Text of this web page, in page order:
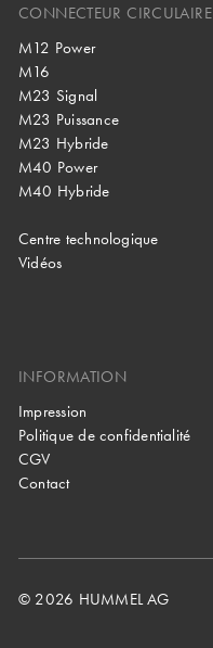
CONNECTEUR CIRCULAIRE
M12 Power
M16
M23 Signal
M23 Puissance
M23 Hybride
M40 Power
M40 Hybride
Centre technologique
Vidéos
INFORMATION
Impression
Politique de confidentialité
CGV
Contact
© 2026 HUMMEL AG